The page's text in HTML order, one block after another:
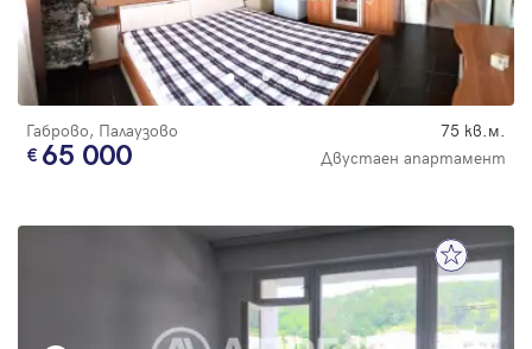
Габрово, Палаузово 75 кв.м.
65 000 Двустаен апартамент